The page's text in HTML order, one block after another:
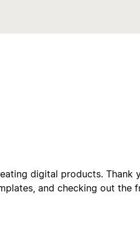
digital products. Thank
and checking out the